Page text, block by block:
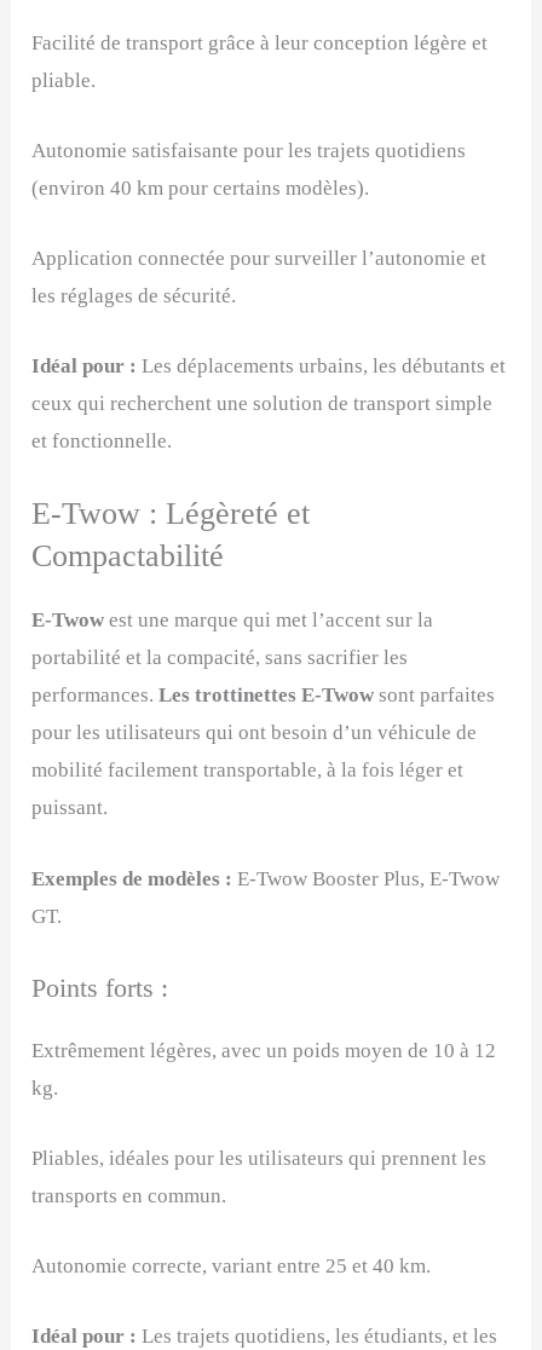
Facilité de transport grâce à leur conception légère et
pliable.
Autonomie satisfaisante pour les trajets quotidiens
(environ 40 km pour certains modèles).
Application connectée pour surveiller l’autonomie et
les réglages de sécurité.
Idéal pour : Les déplacements urbains, les débutants et
ceux qui recherchent une solution de transport simple
et fonctionnelle.
E-Twow : Légèreté et
Compactabilité
E-Twowest une marque qui met l’accent sur la
portabilité et la compacité, sans sacrifier les
performances.Les trottinettes E-Twow sont parfaites
pour les utilisateurs qui ont besoin d’un véhicule de
mobilité facilement transportable, à la fois léger et
puissant.
Exemples de modèles : E-Twow Booster Plus, E-Twow
GT.
Points forts :
Extrêmement légères, avec un poids moyen de 10 à 12
kg.
Pliables, idéales pour les utilisateurs qui prennent les
transports en commun.
Autonomie correcte, variant entre 25 et 40 km.
Idéal pour : Les trajets quotidiens, les étudiants, et les